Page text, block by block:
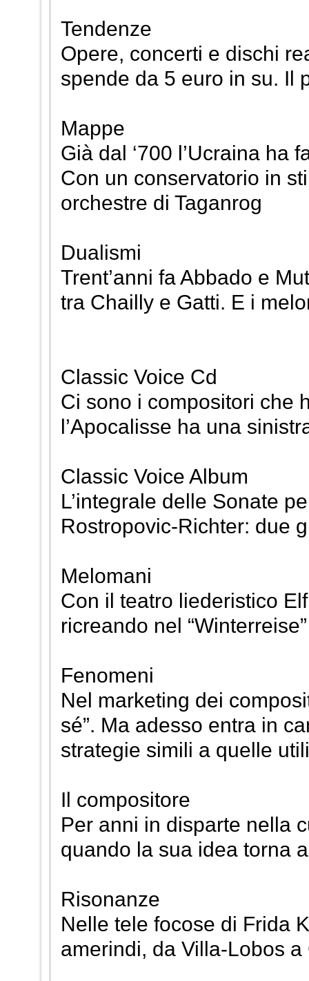
Tendenze
Opere, concerti e dischi
spende da 5 euro in su. Il
Mappe
Già dal ‘700 l’Ucraina ha
Con un conservatorio in
orchestre di Taganrog
Dualismi
Trent’anni fa Abbado e
tra Chailly e Gatti. E i
Classic Voice Cd
Ci sono i compositori che
l’Apocalisse ha una
Classic Voice Album
L’integrale delle Sonate
Rostropovic-Richter: due
Melomani
Con il teatro liederistico
ricreando nel
Fenomeni
Nel marketing dei
sé”. Ma adesso entra in
strategie simili a quelle
Il compositore
Per anni in disparte nella
quando la sua idea torna
Risonanze
Nelle tele focose di Frida
amerindi, da Villa-Lobos